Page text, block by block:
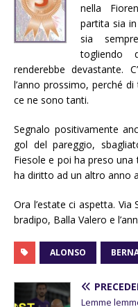
nella
partita sia
sia
togliendo
renderebbe devastante.
l’anno prossimo, perché
ce ne sono tanti.
Segnalo positivamente
gol del pareggio,
Fiesole e poi ha preso una
ha diritto ad un altro anno
Ora l’estate ci aspetta.
bradipo, Balla Valero e
ALONSO
Lemme